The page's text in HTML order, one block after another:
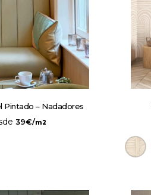
Pintado – Nadadores
39€/m2